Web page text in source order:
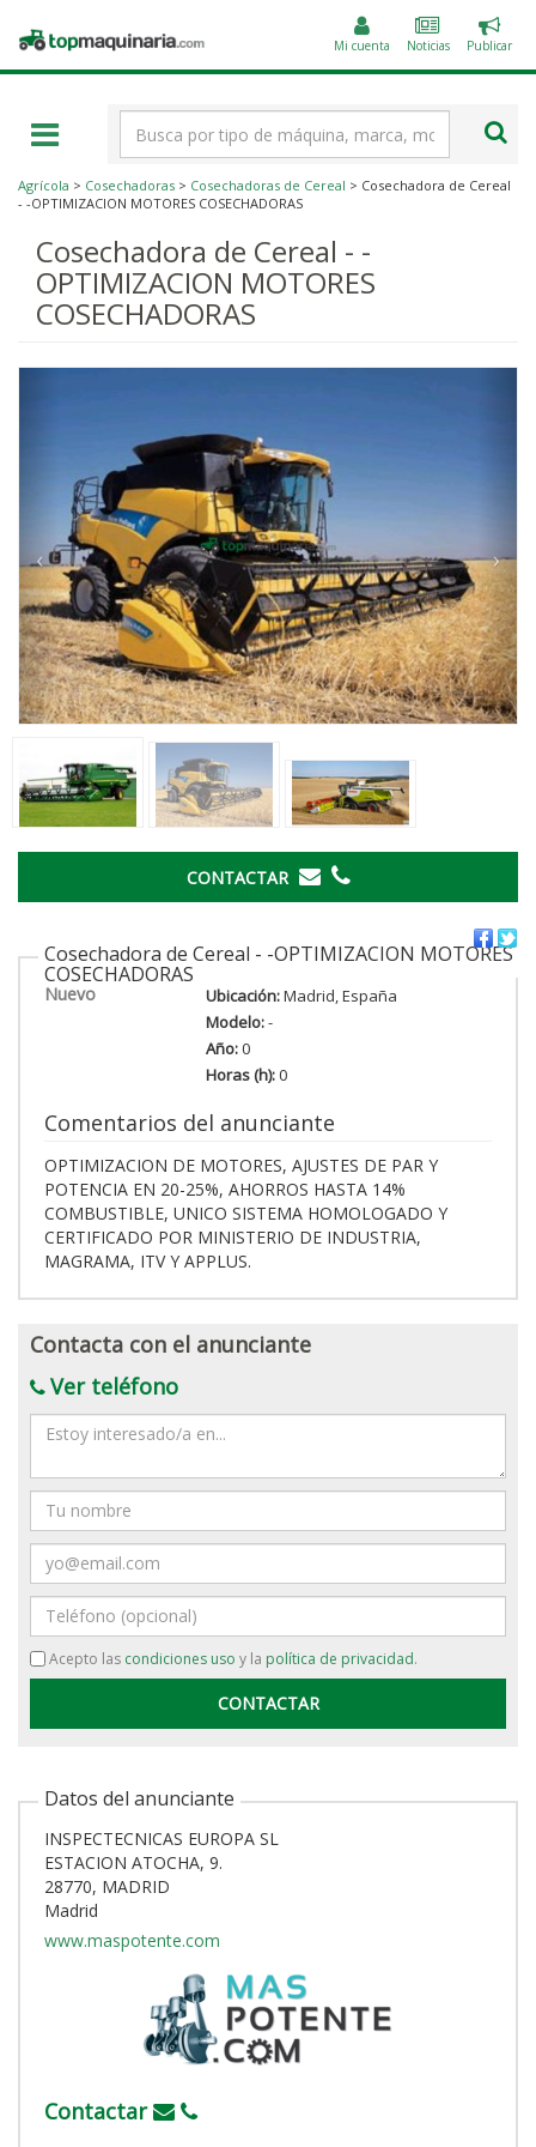
Topmaquinaria.com Mi cuenta Noticias
un
Publicar
Agrícola > Cosechadoras > Cosechadoras de Cereal > Cosechadora de Cereal
- -OPTIMIZACION MOTORES COSECHADORAS
Cosechadora de Cereal - -
OPTIMIZACION MOTORES
COSECHADORAS
‹ ›
CONTACTAR
Cosechadora de Cereal - -OPTIMIZACION MOTORES
COSECHADORAS
Nuevo Ubicación:Madrid, España
Modelo:-
Año:0
Horas (h):0
Comentarios del anunciante
OPTIMIZACION DE MOTORES, AJUSTES DE PAR Y
POTENCIA EN 20-25%, AHORROS HASTA 14%
COMBUSTIBLE, UNICO SISTEMA HOMOLOGADO Y
CERTIFICADO POR MINISTERIO DE INDUSTRIA,
MAGRAMA, ITV Y APPLUS.
Contacta con el anunciante
Ver teléfono
Mensaje
Nombre
Email
Teléfono
Acepto las condiciones uso y la política de privacidad.
Datos del anunciante
INSPECTECNICAS EUROPA SL
ESTACION ATOCHA, 9.
28770, MADRID
Madrid
www.maspotente.com
Contactar